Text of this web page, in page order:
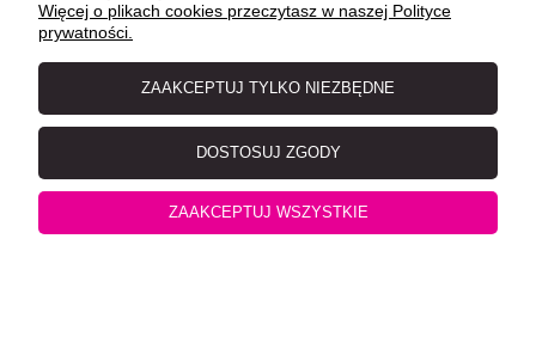
Więcej o plikach cookies przeczytasz w naszej Polityce
prywatności.
ZAAKCEPTUJ TYLKO NIEZBĘDNE
DOSTOSUJ ZGODY
ZAAKCEPTUJ WSZYSTKIE